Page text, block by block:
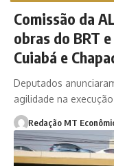
Comissão da
obras do BRT
Cuiabá e
Deputados
agilidade na
Redação MT